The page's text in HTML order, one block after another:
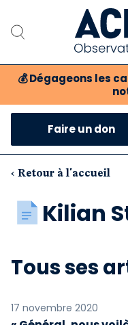
💰 Dégageons les
Notre
Nos
Faire un don
‹ Retour à l'accueil
Kilian
Tous ses
17 novembre 2020